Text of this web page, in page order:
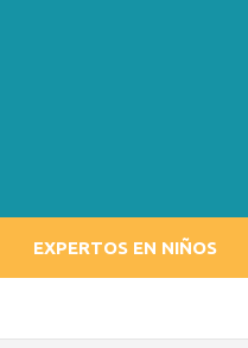
EXPERTOS EN NIÑOS